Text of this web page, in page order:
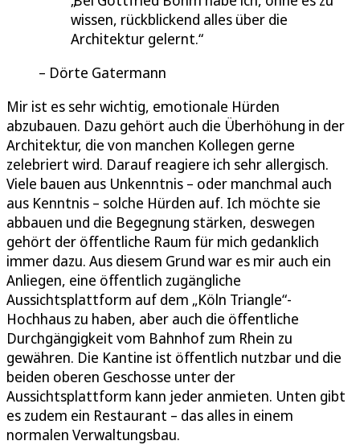
wissen, rückblickend alles über die
Architektur gelernt.
Dörte Gatermann
Mir ist es sehr wichtig, emotionale Hürden
abzubauen. Dazu gehört auch die Überhöhung in der
Architektur, die von manchen Kollegen gerne
zelebriert wird. Darauf reagiere ich sehr allergisch.
Viele bauen aus Unkenntnis – oder manchmal auch
aus Kenntnis – solche Hürden auf. Ich möchte sie
abbauen und die Begegnung stärken, deswegen
gehört der öffentliche Raum für mich gedanklich
immer dazu. Aus diesem Grund war es mir auch ein
Anliegen, eine öffentlich zugängliche
Aussichtsplattform auf dem „Köln Triangle“-
Hochhaus zu haben, aber auch die öffentliche
Durchgängigkeit vom Bahnhof zum Rhein zu
gewähren. Die Kantine ist öffentlich nutzbar und die
beiden oberen Geschosse unter der
Aussichtsplattform kann jeder anmieten. Unten gibt
es zudem ein Restaurant – das alles in einem
normalen Verwaltungsbau.